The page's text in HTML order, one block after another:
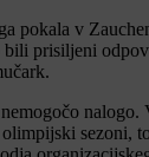
pokala v
prisiljeni
nalogo.
sezoni,